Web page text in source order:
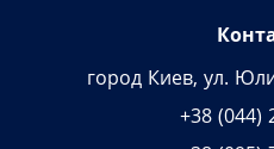
город Киев, ул.
+38 (044)